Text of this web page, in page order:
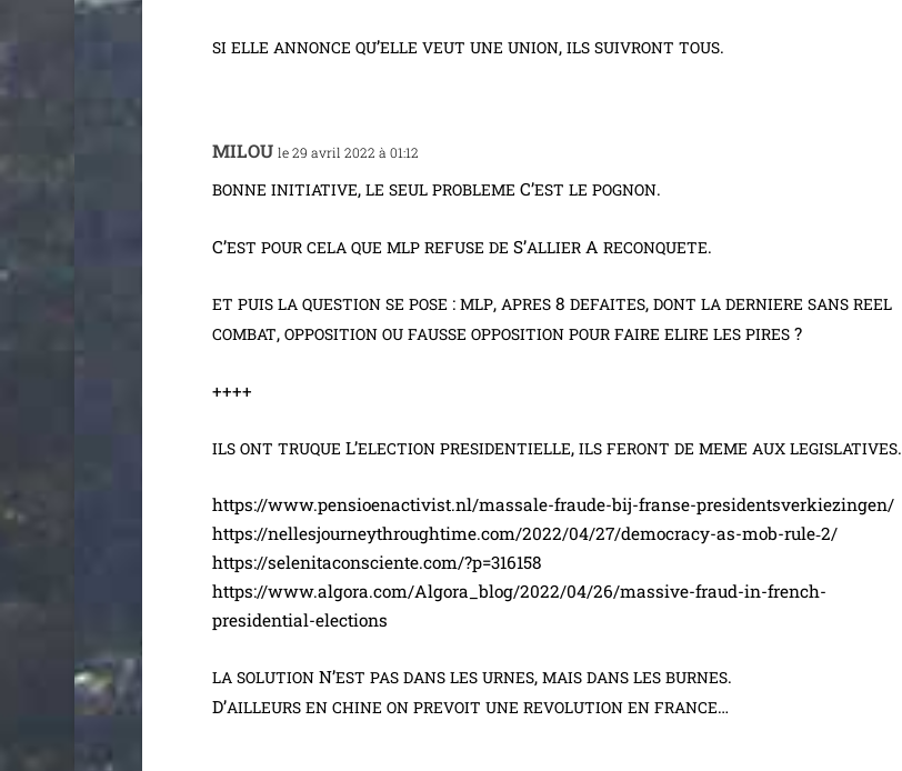
SI ELLE ANNONCE QU’ELLE VEUT UNE UNION,ILS SUIVRONT TOUS.
MILOU le 29 avril 2022 à 01:12
BONNE INITIATIVE,LE SEUL PROBLEME C’EST LE POGNON.
C’EST POUR CELA QUE MLP REFUSE DE S’ALLIER ARECONQUETE.
ET PUIS LA QUESTION SE POSE :MLP,APRES 8DEFAITES,DONT LA DERNIERE SANS REEL
COMBAT,OPPOSITION OU FAUSSE OPPOSITION POUR FAIRE ELIRE LES PIRES ?
++++
ILS ONT TRUQUE L’ELECTION PRESIDENTIELLE,ILS FERONT DE MEME AUX LEGISLATIVES.
https://www.pensioenactivist.nl/massale-fraude-bij-franse-presidentsverkiezingen/
https://nellesjourneythroughtime.com/2022/04/27/democracy-as-mob-rule‑2/
https://selenitaconsciente.com/?p=316158
https://www.algora.com/Algora_blog/2022/04/26/massive-fraud-in-french-
presidential-elections
LA SOLUTION N’EST PAS DANS LES URNES,MAIS DANS LES BURNES.
D’AILLEURS EN CHINE ON PREVOIT UNE REVOLUTION EN FRANCE…